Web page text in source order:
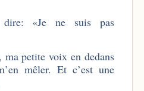
dire: «Je ne suis pas
petite voix en dedans
mêler. Et c’est une